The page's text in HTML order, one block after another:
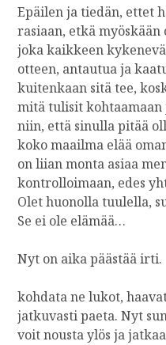
Ä
I
T
S
E
Ä
S
I
?
Epäilen ja tiedän, ettet
rasiaan, etkä
joka kaikkeen
otteen, antautua ja
kuitenkaan sitä tee,
mitä tulisit kohtaamaan
niin, että sinulla pitää
koko maailma elää
on liian monta asiaa
kontrolloimaan, edes
Olet huonolla tuulella,
Se ei ole elämää…
Nyt on
Nyt on
kohdata ne lukot,
jatkuvasti paeta. Nyt
voit nousta ylös ja